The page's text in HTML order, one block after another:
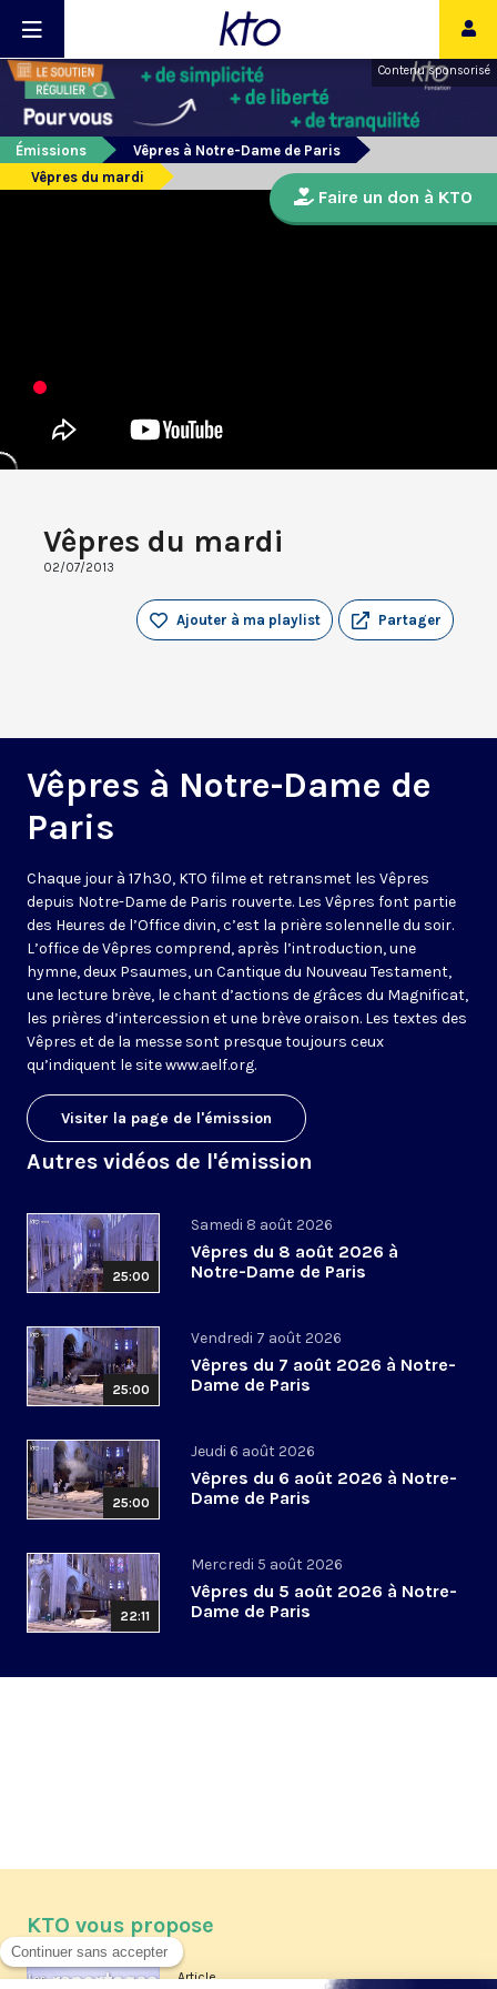
Contenu sponsorisé
Émissions
Vêpres à Notre-Dame de Paris
Vêpres du mardi
Vêpres du mardi
02/07/2013
Partager
Ajouter à ma playlist
Vêpres à Notre-Dame de
Paris
Chaque jour à 17h30, KTO filme et retransmet les Vêpres
depuis Notre-Dame de Paris rouverte. Les Vêpres font partie
des Heures de l’Office divin, c’est la prière solennelle du soir.
L’office de Vêpres comprend, après l’introduction, une
hymne, deux Psaumes, un Cantique du Nouveau Testament,
une lecture brève, le chant d’actions de grâces du Magnificat,
les prières d’intercession et une brève oraison. Les textes des
Vêpres et de la messe sont presque toujours ceux
qu’indiquent le sitewww.aelf.org.
Visiter la page de l'émission
Autres vidéos de l'émission
25:00
Samedi 8 août 2026
Vêpres du 8 août 2026 à
Notre-Dame de Paris
25:00
Vendredi 7 août 2026
Vêpres du 7 août 2026 à Notre-
Dame de Paris
25:00
Jeudi 6 août 2026
Vêpres du 6 août 2026 à Notre-
Dame de Paris
22:11
Mercredi 5 août 2026
Vêpres du 5 août 2026 à Notre-
Dame de Paris
Faire un don à KTO
KTO vous propose
Article